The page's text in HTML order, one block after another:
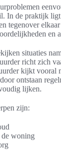
In de praktijk ligt
tegenover elkaar
en
situaties
richt zich
kijkt vooral
ontstaan
lijken.
zijn:
woning